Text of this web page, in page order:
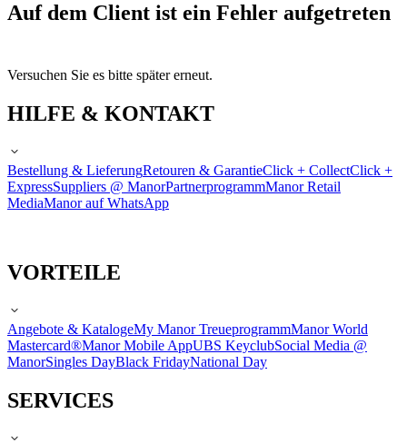
Auf dem Client ist ein Fehler aufgetreten
Versuchen Sie es bitte später erneut.
HILFE & KONTAKT
Bestellung & LieferungRetouren & GarantieClick + CollectClick +
ExpressSuppliers @ ManorPartnerprogrammManor Retail
MediaManor auf WhatsApp
VORTEILE
Angebote & KatalogeMy Manor TreueprogrammManor World
Mastercard®Manor Mobile AppUBS KeyclubSocial Media @
ManorSingles DayBlack FridayNational Day
SERVICES